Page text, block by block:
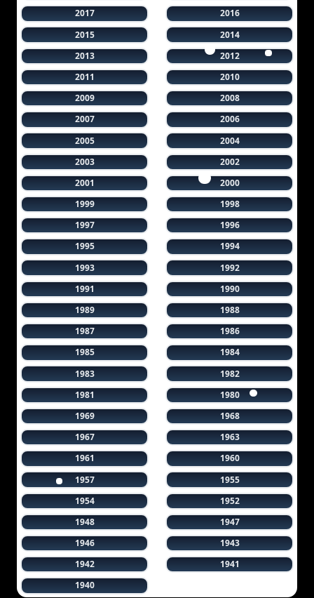
2017
2016
2015
2014
2013
2012
2011
2010
2009
2008
2007
2006
2005
2004
2003
2002
2001
2000
1999
1998
1997
1996
1995
1994
1993
1992
1991
1990
1989
1988
1987
1986
1985
1984
1983
1982
1981
1980
1969
1968
1967
1963
1961
1960
1957
1955
1954
1952
1948
1947
1946
1943
1942
1941
1940